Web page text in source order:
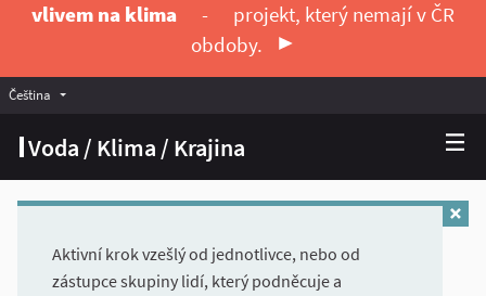
vlivem na klima
-
projekt, který nemají v ČR
obdoby.
Voda / Klima / Krajina
Čeština Vyberte jazyk
Aktivní krok vzešlý od jednotlivce, nebo od
zástupce skupiny lidí, který podněcuje a